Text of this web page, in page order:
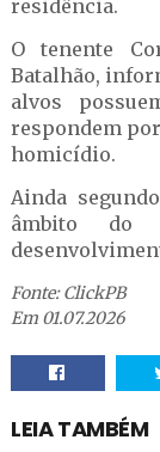
residência.
O tenente
Batalhão,
alvos
respondem
homicídio.
Ainda
âmbito do
Fonte: ClickPB
Em 01.07.2026
LEIA TAMBÉM